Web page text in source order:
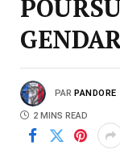
PAR PANDORE
2 MINS READ